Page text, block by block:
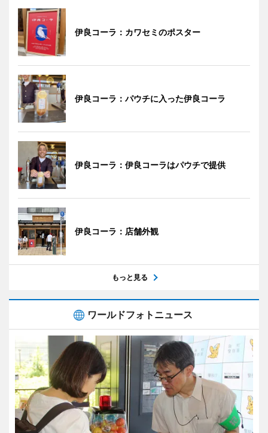
伊良コーラ：カワセミのポスター
伊良コーラ：パウチに入った伊良コーラ
伊良コーラ：伊良コーラはパウチで提供
伊良コーラ：店舗外観
もっと見る
ワールドフォトニュース